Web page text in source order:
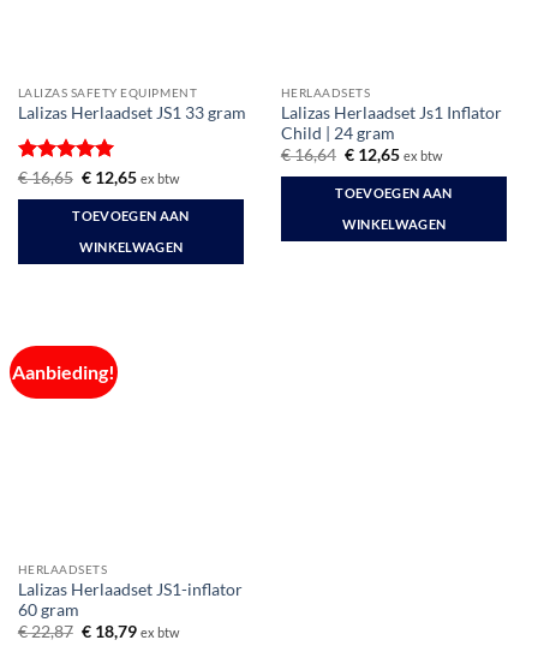
LALIZAS SAFETY EQUIPMENT
Lalizas Herlaadset JS1 33 gram
Gewaardeerd
5uit 5
€16,65 Oorspronkelijke
was:
€ 16,65.
€12,65Huidige
is:
€ 12,65.
ex btw
TOEVOEGEN AAN
WINKELWAGEN
HERLAADSETS
Lalizas Herlaadset Js1 Inflator
Child | 24 gram
€16,64 Oorspronkelijke
was:
€ 16,64.
€12,65Huidige
is:
€ 12,65.
ex btw
TOEVOEGEN AAN
WINKELWAGEN
Aanbieding!
HERLAADSETS
Lalizas Herlaadset JS1-inflator
60 gram
€22,87 Oorspronkelijke
€18,79Huidige
ex btw